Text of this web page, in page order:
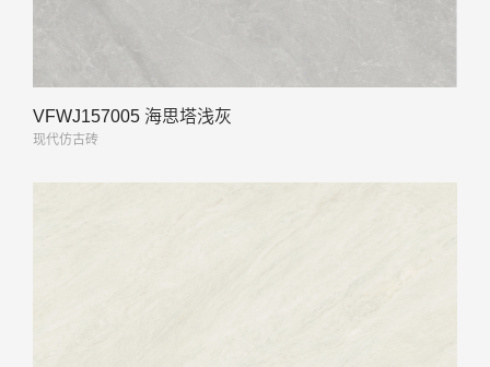
VFWJ157005 海思塔浅灰
现代仿古砖